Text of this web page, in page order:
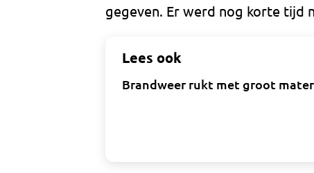
gegeven. Er werd nog korte tijd
Lees ook
Brandweer rukt met groot